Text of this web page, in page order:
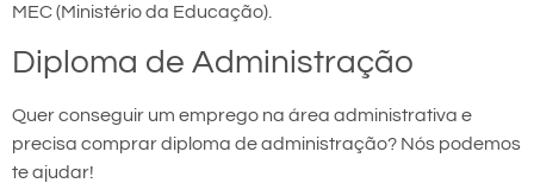
MEC (Ministério da Educação).
Diploma de Administração
Quer conseguir um emprego na área administrativa e
precisa comprar diploma de administração? Nós podemos
te ajudar!